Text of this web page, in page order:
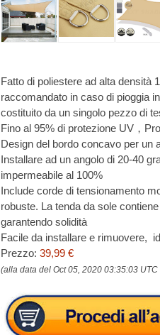
Fatto di poliestere ad alta densità
raccomandato in caso di pioggia
costituito da un singolo pezzo di
Fino al 95% di protezione UV，
Design del bordo concavo per un
Installare ad un angolo di 20-40
impermeabile al 100%
Include corde di tensionamento
robuste. La tenda da sole
garantendo solidità
Facile da installare e rimuovere,
Prezzo: 39,99 €
(alla data del Oct 05, 2020 03:35:03 UTC